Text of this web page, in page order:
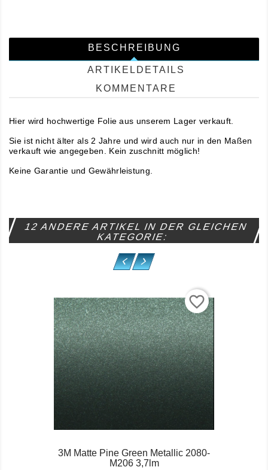
BESCHREIBUNG
ARTIKELDETAILS
KOMMENTARE
Hier wird hochwertige Folie aus unserem Lager verkauft.
Sie ist nicht älter als 2 Jahre und wird auch nur in den Maßen
verkauft wie angegeben. Kein zuschnitt möglich!
Keine Garantie und Gewährleistung.
12 ANDERE ARTIKEL IN DER GLEICHEN
KATEGORIE:
3M Matte Pine Green Metallic 2080-
M206 3,7lm
favorite_border